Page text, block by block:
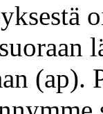
(ap).